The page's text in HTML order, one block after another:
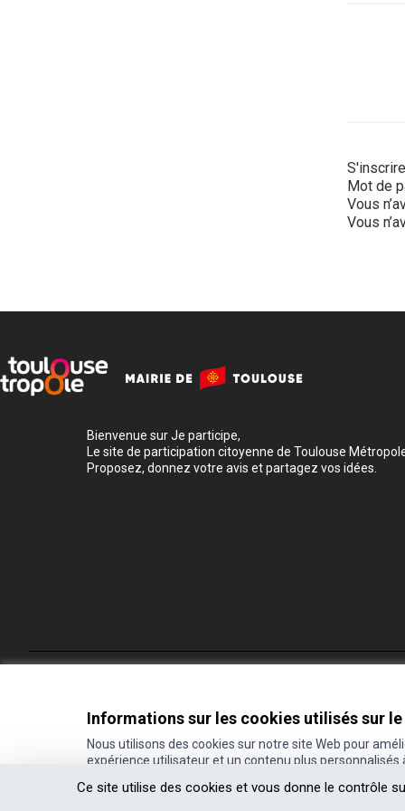
Ce site utilise des cookies et vous donne le contrôle
Informations sur les cookies utilisés sur
Nous utilisons des cookies sur notre site Web pour
expérience utilisateur et un contenu plus personnalisés
S'inscrire
Mot de
Vous
Vous
Bienvenue sur Je participe,
Le site de participation citoyenne de Toulouse
Proposez, donnez votre avis et partagez vos idées.
(Lien externe)
Site réalisé grâce aulogiciel libre Decidim
(Lien externe)
.